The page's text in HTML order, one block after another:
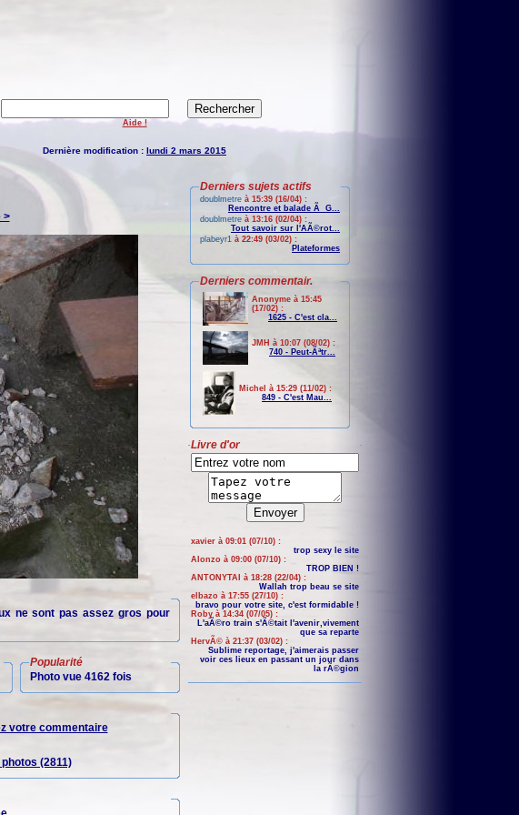
Aide !
Dernière modification : lundi 2 mars 2015
>
ne sont pas assez gros pour
Popularité
Photo vue 4162 fois
votre commentaire
(2811)
Derniers sujets actifs
doublmetre à 15:39 (16/04) :
Rencontre et balade Ã G...
doublmetre à 13:16 (02/04) :
Tout savoir sur l'AÃ©rot...
plabeyr1 à 22:49 (03/02) :
Plateformes
Derniers commentair.
Anonyme à 15:45
(17/02) :
1625 - C'est cla...
JMH à 10:07 (08/02) :
740 - Peut-Ãªtr...
Michel à 15:29 (11/02) :
849 - C'est Mau...
Livre d'or
xavier à 09:01 (07/10) :
trop sexy le site
Alonzo à 09:00 (07/10) :
TROP BIEN !
ANTONYTAI à 18:28 (22/04) :
Wallah trop beau se site
elbazo à 17:55 (27/10) :
bravo pour votre site, c'est formidable !
Roby à 14:34 (07/05) :
L'aÃ©ro train s'Ã©tait l'avenir,vivement
que sa reparte
HervÃ© à 21:37 (03/02) :
Sublime reportage, j'aimerais passer
voir ces lieux en passant un jour dans
la rÃ©gion